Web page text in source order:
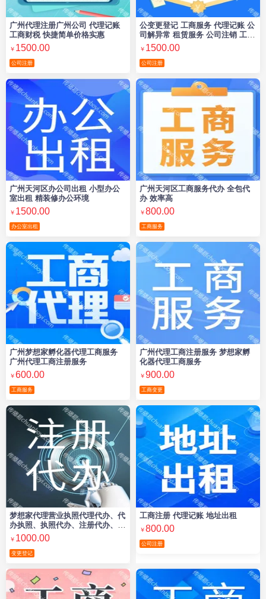
广州代理注册广州公司 代理记账
工商财税 快捷简单价格实惠
￥ 1500.00
公司注册
公变更登记 工商服务 代理记账 公
司解异常 租赁服务 公司注销 工商
注册公司
￥ 1500.00
公司注册
广州天河区办公司出租 小型办公
室出租 精装修办公环境
￥ 1500.00
办公室出租
广州天河区工商服务代办 全包代
办 效率高
￥800.00
工商服务
广州梦想家孵化器代理工商服务
广州代理工商注册服务
￥600.00
工商服务
广州代理工商注册服务 梦想家孵
化器代理工商服务
￥900.00
工商变更
梦想家代理营业执照代理代办、代
办执照、执照代办、注册代办、无
地址注册公司、注册有限公司
￥ 1000.00
变更登记
工商注册 代理记账 地址出租
￥800.00
公司注册